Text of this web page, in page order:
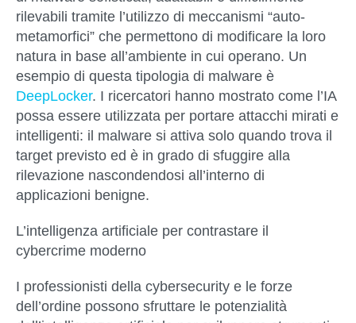
rilevabili tramite l’utilizzo di meccanismi “auto-
metamorfici” che permettono di modificare la loro
natura in base all’ambiente in cui operano. Un
esempio di questa tipologia di malware è
DeepLocker. I ricercatori hanno mostrato come l’IA
possa essere utilizzata per portare attacchi mirati e
intelligenti: il malware si attiva solo quando trova il
target previsto ed è in grado di sfuggire alla
rilevazione nascondendosi all’interno di
applicazioni benigne.
L’intelligenza artificiale per contrastare il
cybercrime moderno
I professionisti della cybersecurity e le forze
dell’ordine possono sfruttare le potenzialità